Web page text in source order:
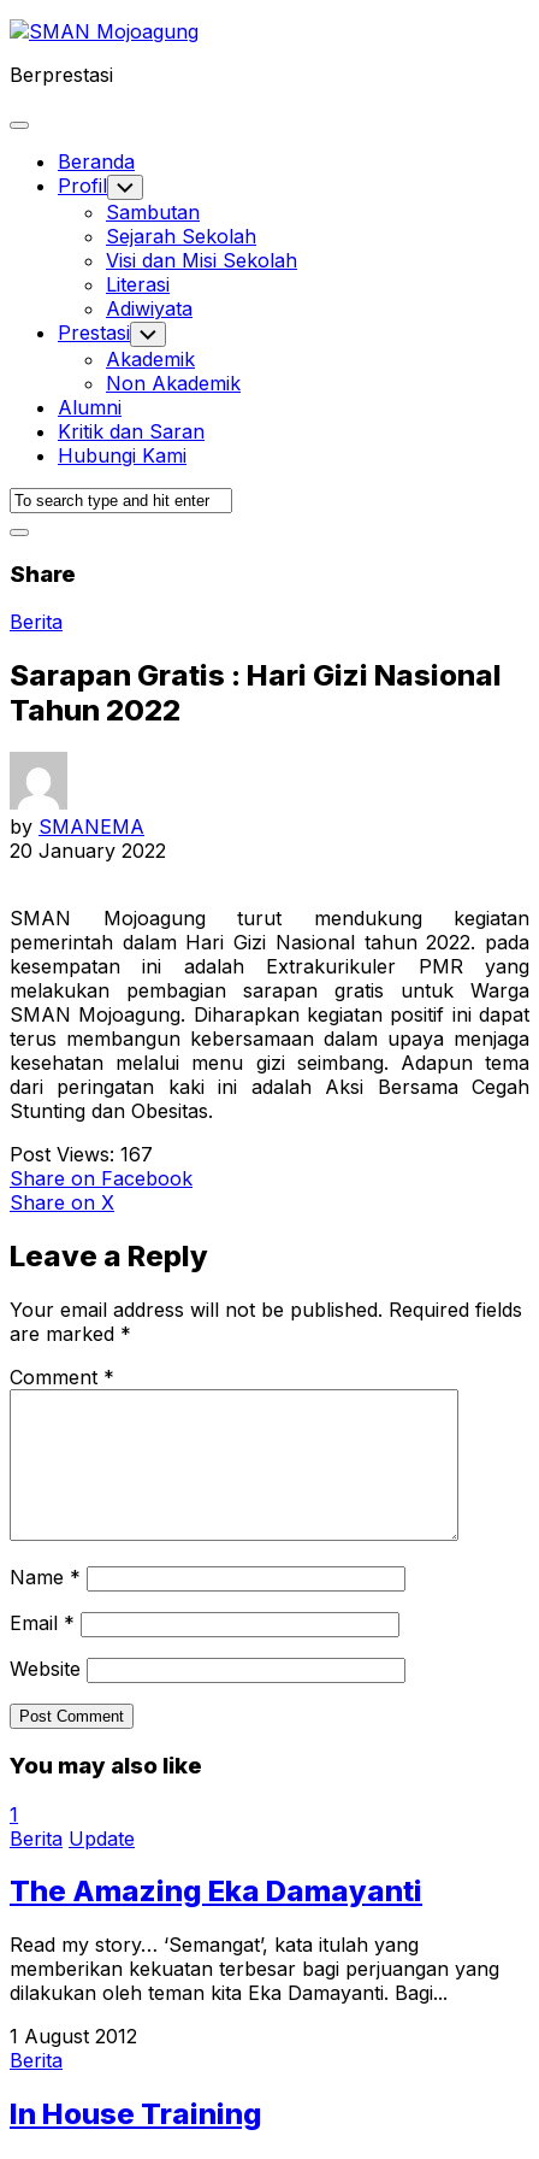
Skip
content
Berprestasi
Expand
Beranda
Profil Toggle
Child
Menu
Sambutan
Sejarah Sekolah
Visi dan Misi Sekolah
Literasi
Adiwiyata
Prestasi Toggle
Child
Menu
Akademik
Non Akademik
Alumni
Kritik dan Saran
Hubungi Kami
Share
Berita
Sarapan Gratis : Hari Gizi Nasional
Tahun 2022
by SMANEMA
20 January 2022
SMAN Mojoagung turut mendukung kegiatan
pemerintah dalam Hari Gizi Nasional tahun 2022. pada
kesempatan ini adalah Extrakurikuler PMR yang
melakukan pembagian sarapan gratis untuk Warga
SMAN Mojoagung. Diharapkan kegiatan positif ini dapat
terus membangun kebersamaan dalam upaya menjaga
kesehatan melalui menu gizi seimbang. Adapun tema
dari peringatan kaki ini adalah Aksi Bersama Cegah
Stunting dan Obesitas.
Post Views: 167
Share on Facebook
Share on X
Leave a Reply
Your email address will not be published. Required fields
are marked *
Comment *
Name *
Email *
Website
You may also like
1
Berita Update
The Amazing Eka Damayanti
Read my story… ‘Semangat’, kata itulah yang
memberikan kekuatan terbesar bagi perjuangan yang
dilakukan oleh teman kita Eka Damayanti. Bagi...
1 August 2012
Berita
In House Training